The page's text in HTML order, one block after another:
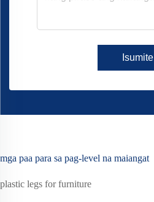
Isumite
mga paa para sa pag-level na maiangat
plastic legs for furniture